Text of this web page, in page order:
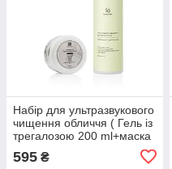
Набір для ультразвукового
чищення обличчя ( Гель із
трегалозою 200 ml+маска
595 ₴